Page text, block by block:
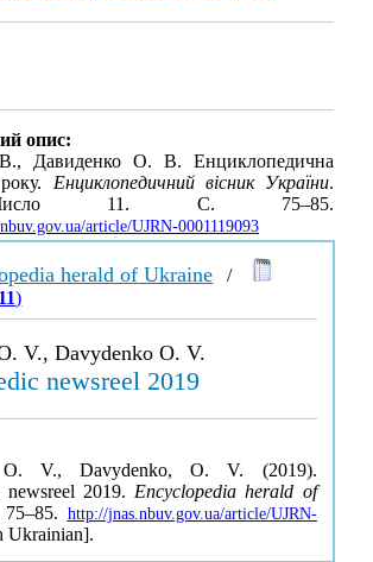
опис:
Давиденко О. В. Енциклопедична
Енциклопедичний вісник України.
11. С. 75–85.
article/UJRN-0001119093
herald of Ukraine /
)
V., Davydenko O. V.
newsreel 2019
O. V., Davydenko, O. V. (2019).
2019. Encyclopedia herald of
http://jnas.nbuv.gov.ua/article/UJRN-
Ukrainian].